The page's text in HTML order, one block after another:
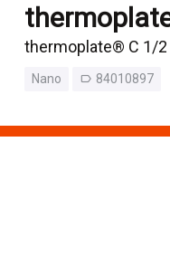
thermoplate® C 1/2
Nano label_outline 84010897